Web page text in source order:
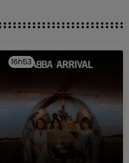
16h53
16h53